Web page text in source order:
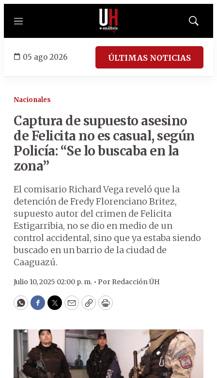
Menú
Mostrar
05 ago 2026 ÚLTIMAS NOTICIAS
Nacionales
Captura de supuesto asesino
de Felicita no es casual, según
Policía: “Se lo buscaba en la
zona”
El comisario Richard Vega reveló que la
detención de Fredy Florenciano Britez,
supuesto autor del crimen de Felicita
Estigarribia, no se dio en medio de un
control accidental, sino que ya estaba siendo
buscado en un barrio de la ciudad de
Caaguazú.
Julio 10, 2025 02:00 p. m. • Por Redacción ÚH
WhatsApp
Facebook
Twitter
EmailCopyPrint